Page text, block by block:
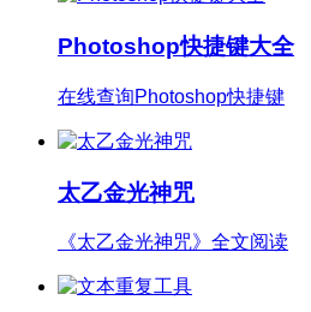
Photoshop快捷键大全
在线查询Photoshop快捷键
太乙金光神咒
《太乙金光神咒》全文阅读